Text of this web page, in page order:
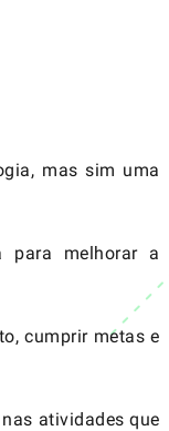
mas sim uma
para melhorar a
cumprir metas e
atividades que